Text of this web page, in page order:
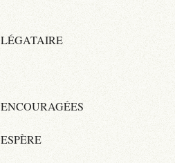
LÉGATAIRE
ENCOURAGÉES
ESPÈRE